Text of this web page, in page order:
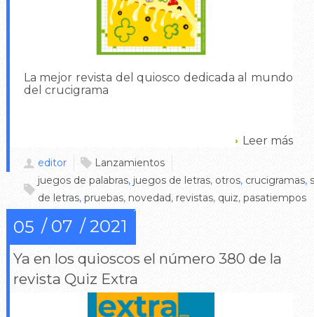
La mejor revista del quiosco dedicada al mundo
del crucigrama
Leer más
editor
Lanzamientos
juegos de palabras, juegos de letras, otros, crucigramas,
de letras, pruebas, novedad, revistas, quiz, pasatiempos
0
05 07 2021
Ya en los quioscos el número 380 de la
revista Quiz Extra